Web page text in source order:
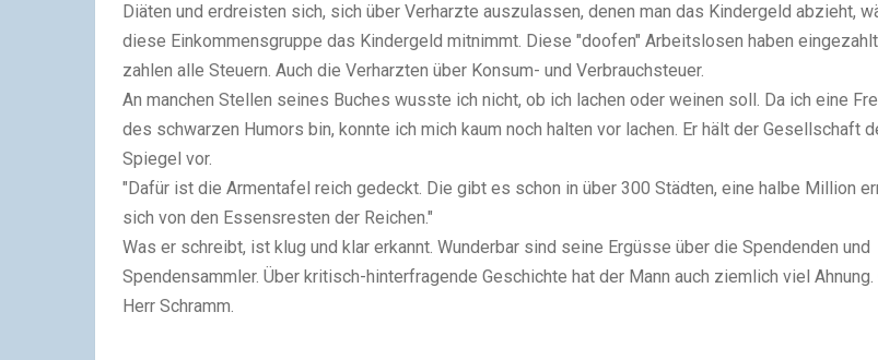
Diäten und erdreisten sich, sich über Verharzte auszulassen, denen man das Kindergeld abzieht,
diese Einkommensgruppe das Kindergeld mitnimmt. Diese "doofen" Arbeitslosen haben
zahlen alle Steuern. Auch die Verharzten über Konsum- und Verbrauchsteuer.
An manchen Stellen seines Buches wusste ich nicht, ob ich lachen oder weinen soll. Da ich eine
des schwarzen Humors bin, konnte ich mich kaum noch halten vor lachen. Er hält der Gesellschaft
Spiegel vor.
"Dafür ist die Armentafel reich gedeckt. Die gibt es schon in über 300 Städten, eine halbe Million
sich von den Essensresten der Reichen."
Was er schreibt, ist klug und klar erkannt. Wunderbar sind seine Ergüsse über die Spendenden und
Spendensammler. Über kritisch-hinterfragende Geschichte hat der Mann auch ziemlich viel Ahnung.
Herr Schramm.